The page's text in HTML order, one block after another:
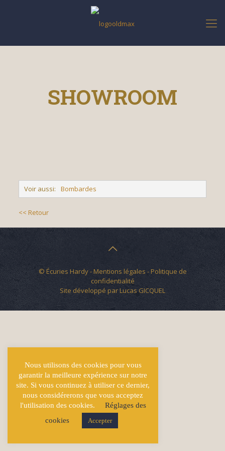
SHOWROOM
Voir aussi: Bombardes
<< Retour
© Écuries Hardy -Mentions légales - Politique de
confidentialité
Site développé parLucas GICQUEL
Nous utilisons des cookies pour vous
garantir la meilleure expérience sur notre
site. Si vous continuez à utiliser ce dernier,
nous considérerons que vous acceptez
l'utilisation des cookies.
Réglages des
cookies
Accepter